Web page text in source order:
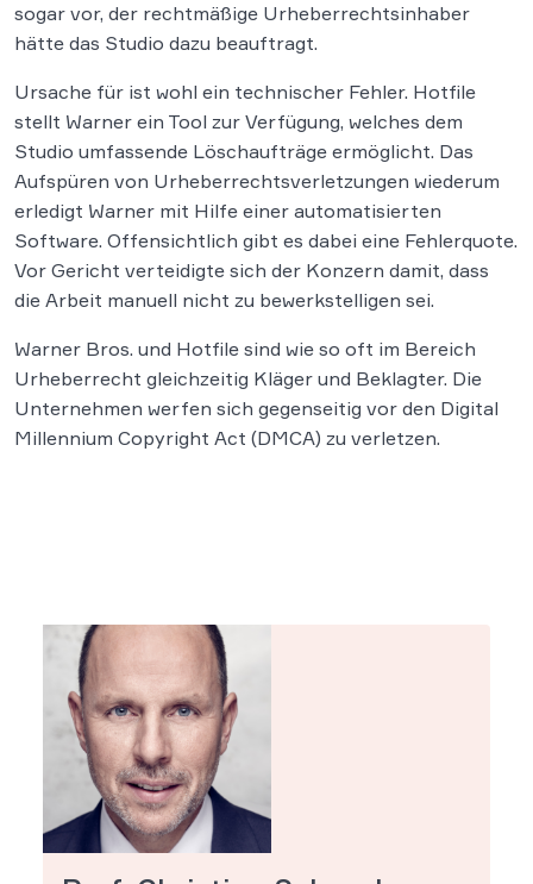
sogar vor, der rechtmäßige Urheberrechtsinhaber
hätte das Studio dazu beauftragt.
Ursache für ist wohl ein technischer Fehler. Hotfile
stellt Warner ein Tool zur Verfügung, welches dem
Studio umfassende Löschaufträge ermöglicht. Das
Aufspüren von Urheberrechtsverletzungen wiederum
erledigt Warner mit Hilfe einer automatisierten
Software. Offensichtlich gibt es dabei eine Fehlerquote.
Vor Gericht verteidigte sich der Konzern damit, dass
die Arbeit manuell nicht zu bewerkstelligen sei.
Warner Bros. und Hotfile sind wie so oft im Bereich
Urheberrecht gleichzeitig Kläger und Beklagter. Die
Unternehmen werfen sich gegenseitig vor den Digital
Millennium Copyright Act (DMCA) zu verletzen.